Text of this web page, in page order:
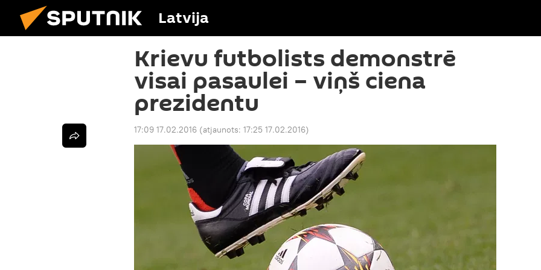
Latvija
Krievu futbolists demonstrē
visai pasaulei – viņš ciena
prezidentu
17:09 17.02.2016 (atjaunots: 17:25 17.02.2016)